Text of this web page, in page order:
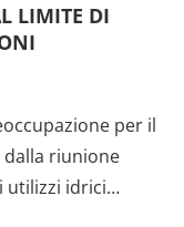
LIMITE DI
per il
riunione
utilizzi idrici…